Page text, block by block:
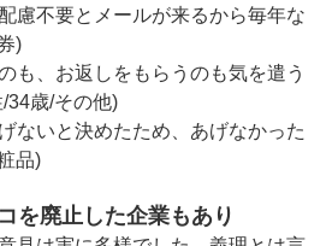
慮不要とメールが来るから毎年な
)
も、お返しをもらうのも気を遣う
34歳/その他)
ないと決めたため、あげなかった
品)
を廃止した企業もあり